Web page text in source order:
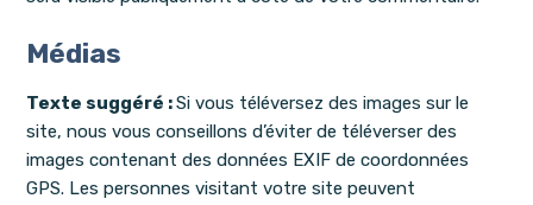
Médias
Texte suggéré :Si vous téléversez des images sur le
site, nous vous conseillons d’éviter de téléverser des
images contenant des données EXIF de coordonnées
GPS. Les personnes visitant votre site peuvent